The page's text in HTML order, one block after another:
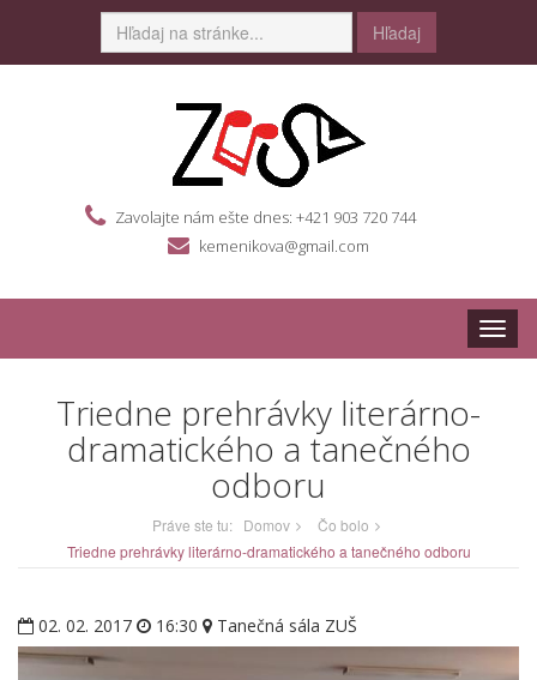
Hľadaj
Zavolajte nám ešte dnes: +421 903 720 744
kemenikova@gmail.com
Toggle
Triedne prehrávky literárno-
dramatického a tanečného
odboru
Práve ste tu: Domov
Čo bolo
Triedne prehrávky literárno-dramatického a tanečného odboru
02. 02. 2017 16:30 Tanečná sála ZUŠ